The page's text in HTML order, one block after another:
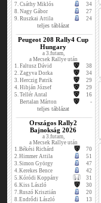
7. Csáthy Miklós
34
8. Nagy Gábor
27
9. Ruszkai Attila 24
teljes táblázat
Peugeot 208 Rally4 Cup
Hungary
a 3.futam,
a Mecsek Rallye után
1. Faltusz Dávid
38
2. Zagyva Dorka
34
3. Herczig Patrik
29
4. Hibján József
29
5. Tellér Antal
16
Bertalan Márton
-
teljes táblázat
Országos Rally2
Bajnokság 2026
a 3.futam,
a Mecsek Rallye után
1.Békési Richárd
70
2.Himmer Attila
51
3.Simon György
47
4.Kerekes Bence
42
5.Kóródi Koppány
31
6.Kiss László
30
7.Ruszó Krisztián
20
8.Endrődi László
13